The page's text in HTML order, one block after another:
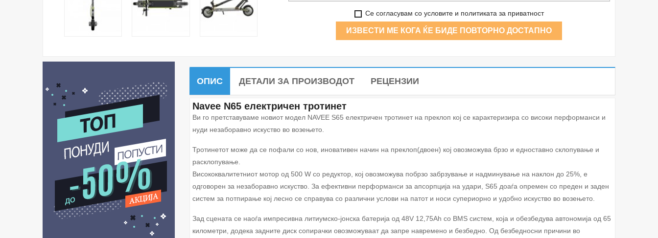
Се согласувам со условите и политиката за приватност
ИЗВЕСТИ МЕ КОГА ЌЕ БИДЕ ПОВТОРНО ДОСТАПНО
ОПИС ДЕТАЛИ ЗА ПРОИЗВОДОТ РЕЦЕНЗИИ
Navee N65 електричен тротинет
Ви го претставуваме новиот модел NAVEE S65 електричен тротинет на преклоп кој се карактеризира со високи перформанси и
нуди незаборавно искуство во возењето.
Тротинетот може да се пофали со нов, иновативен начин на преклоп(двоен) кој овозможува брзо и едноставно склопување и
расклопување.
Висококвалитетниот мотор од 500 W со редуктор, кој овозможува побрзо забрзување и надминување на наклон до 25%, е
одговорен за незаборавно искуство. За ефективни перформанси за апсорпција на удари, S65 доаѓа опремен со преден и заден
систем за потпирање кој лесно се справува со различни услови на патот и носи супериорно и удобно искуство во возењето.
Зад сцената се наоѓа импресивна литиумско-јонска батерија од 48V 12,75Ah со BMS систем, која и обезбедува автономија од 65
километри, додека задните диск сопирачки овозможуваат да запре навремено и безбедно. Од безбедносни причини во